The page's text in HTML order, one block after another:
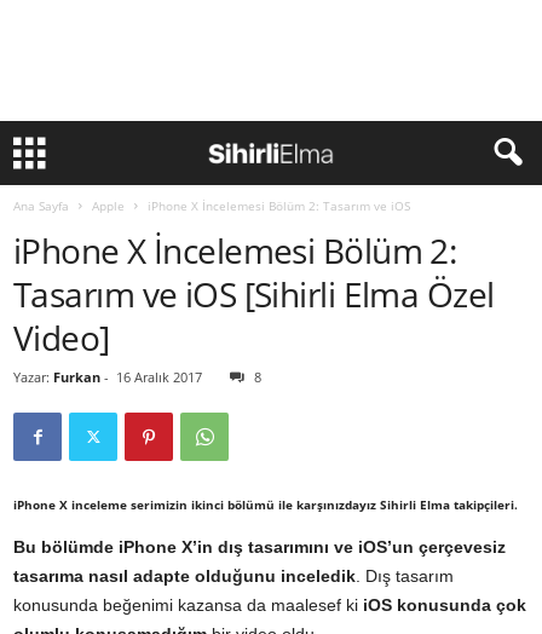
Ana Sayfa Apple iPhone X İncelemesi Bölüm 2: Tasarım ve iOS
iPhone X İncelemesi Bölüm 2:
Tasarım ve iOS [Sihirli Elma Özel
Video]
Yazar: Furkan - 16 Aralık 2017 8
iPhone X inceleme serimizin ikinci bölümü ile karşınızdayız Sihirli Elma takipçileri.
Bu bölümde iPhone X’in dış tasarımını ve iOS’un çerçevesiz
tasarıma nasıl adapte olduğunu inceledik . Dış tasarım
konusunda beğenimi kazansa da maalesef ki iOS konusunda çok